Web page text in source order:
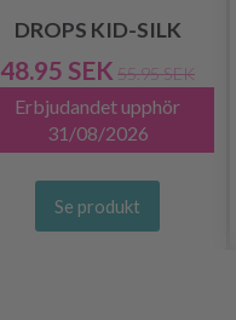
DROPS KID-SILK
48.95 SEK 55.95 SEK
Erbjudandet upphör
31/08/2026
Se produkt